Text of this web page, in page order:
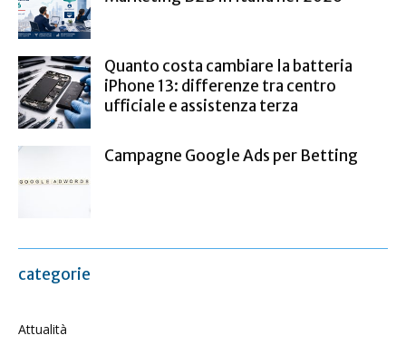
Quanto costa cambiare la batteria
iPhone 13: differenze tra centro
ufficiale e assistenza terza
Campagne Google Ads per Betting
categorie
Attualità